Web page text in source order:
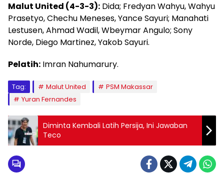
Malut United (4-3-3): Dida; Fredyan Wahyu, Wahyu
Prasetyo, Chechu Meneses, Yance Sayuri; Manahati
Lestusen, Ahmad Wadil, Wbeymar Angulo; Sony
Norde, Diego Martinez, Yakob Sayuri.
Pelatih: Imran Nahumarury.
Tag: Malut United
PSM Makassar
Yuran Fernandes
Diminta Kembali Latih Persija, Ini Jawaban
Teco